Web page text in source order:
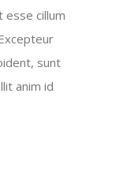
cillum
sunt
anim id